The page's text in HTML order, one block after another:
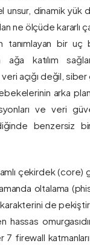
dinamik yük
ne ölçüde kararlı
tanımlayan bir
ağa katılım
açığı değil, siber
arka
ve veri
benzersiz
çekirdek
oltalama
de
hassas
7 firewall